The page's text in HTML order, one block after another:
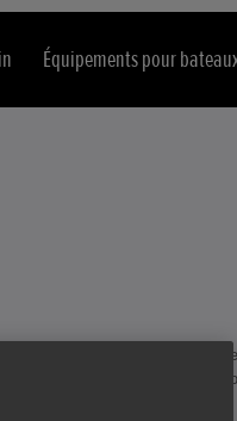
Équipements pour
nous nous efforçons de
(EAA), ainsi que les lois